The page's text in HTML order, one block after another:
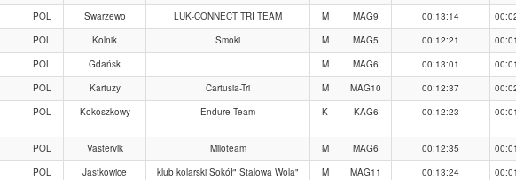
POL Swarzewo LUK-CONNECT TRI TEAM M MAG9 00:13:14
POL Kolnik Smoki M MAG5 00:12:21
POL Gdańsk M MAG6 00:13:01
POL Kartuzy Cartusia-Tri M MAG10 00:12:37
POL Kokoszkowy Endure Team K KAG6 00:12:23
POL Vastervik Miloteam M MAG6 00:12:35
POL Jastkowice klub kolarski Sokół" Stalowa Wola" M MAG11 00:13:24